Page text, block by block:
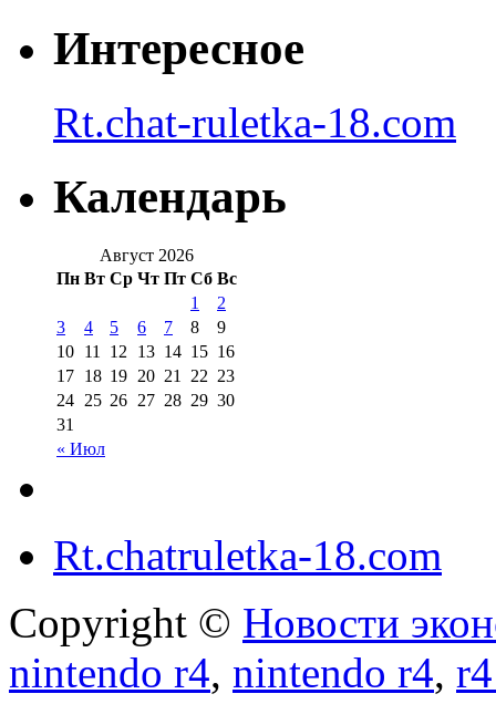
Интересное
Rt.chat-ruletka-18.com
Календарь
Август 2026
Пн Вт Ср Чт Пт Сб Вс
« Июл
1
2
3
4 5 6 7 8
9
10 11 12 13 14 15 16
17 18 19 20 21 22 23
24 25 26 27 28 29 30
31
Rt.chatruletka-18.com
Copyright © Новости
nintendo r4, nintendo r4,